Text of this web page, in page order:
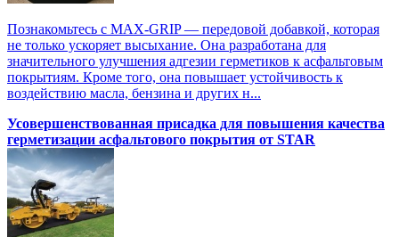
Познакомьтесь с MAX-GRIP — передовой добавкой, которая
не только ускоряет высыхание. Она разработана для
значительного улучшения адгезии герметиков к асфальтовым
покрытиям. Кроме того, она повышает устойчивость к
воздействию масла, бензина и других н...
Усовершенствованная присадка для повышения качества
герметизации асфальтового покрытия от STAR